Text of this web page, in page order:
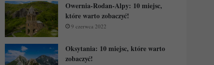
Owernia-Rodan-Alpy: 10 miejsc,
które warto zobaczyć!
9 czerwca 2022
Oksytania: 10 miejsc, które warto
zobaczyć!